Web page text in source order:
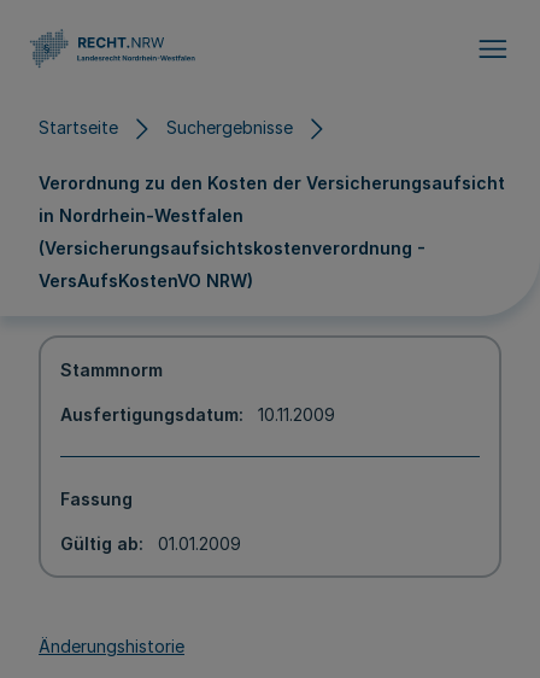
Startseite Suchergebnisse
Verordnung zu den Kosten der Versicherungsaufsicht
in Nordrhein-Westfalen
(Versicherungsaufsichtskostenverordnung -
VersAufsKostenVO NRW)
Stammnorm
Ausfertigungsdatum 10.11.2009
Fassung
Gültig ab 01.01.2009
Änderungshistorie